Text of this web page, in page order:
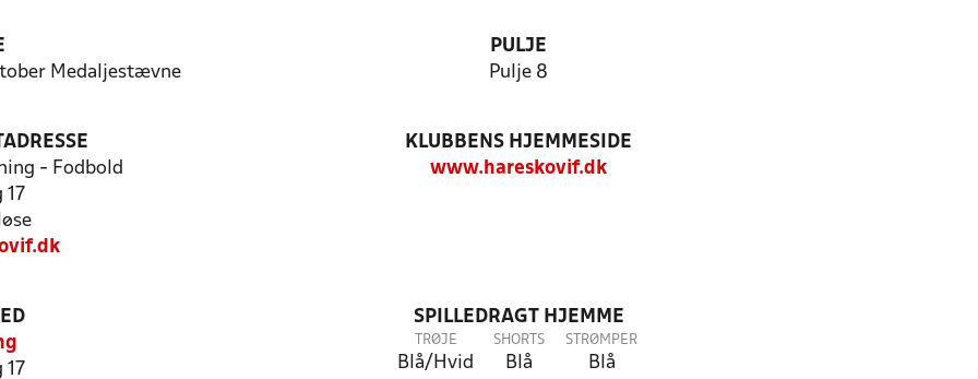
Medaljestævne
PULJE
Pulje 8
- Fodbold
17
KLUBBENS HJEMMESIDE
www.hareskovif.dk
17
SPILLEDRAGT HJEMME
TRØJE
Blå/Hvid
SHORTS
Blå
STRØMPER
Blå